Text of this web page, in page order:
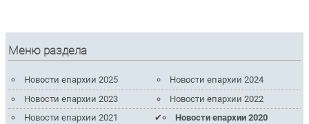
Меню раздела
Новости епархии 2025
Новости епархии 2024
Новости епархии 2023
Новости епархии 2022
Новости епархии 2021
Новости епархии 2020